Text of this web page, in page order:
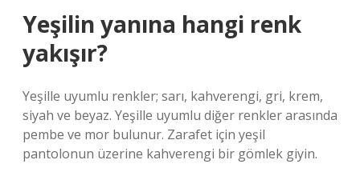
Yeşilin yanına hangi renk
yakışır?
Yeşille uyumlu renkler; sarı, kahverengi, gri, krem,
siyah ve beyaz. Yeşille uyumlu diğer renkler arasında
pembe ve mor bulunur. Zarafet için yeşil
pantolonun üzerine kahverengi bir gömlek giyin.